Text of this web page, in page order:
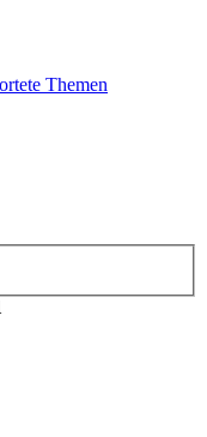
Themen